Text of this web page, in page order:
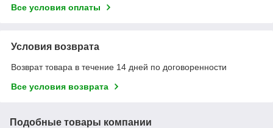
Все условия оплаты
Условия возврата
Возврат товара в течение 14 дней по договоренности
Все условия возврата
Подобные товары компании